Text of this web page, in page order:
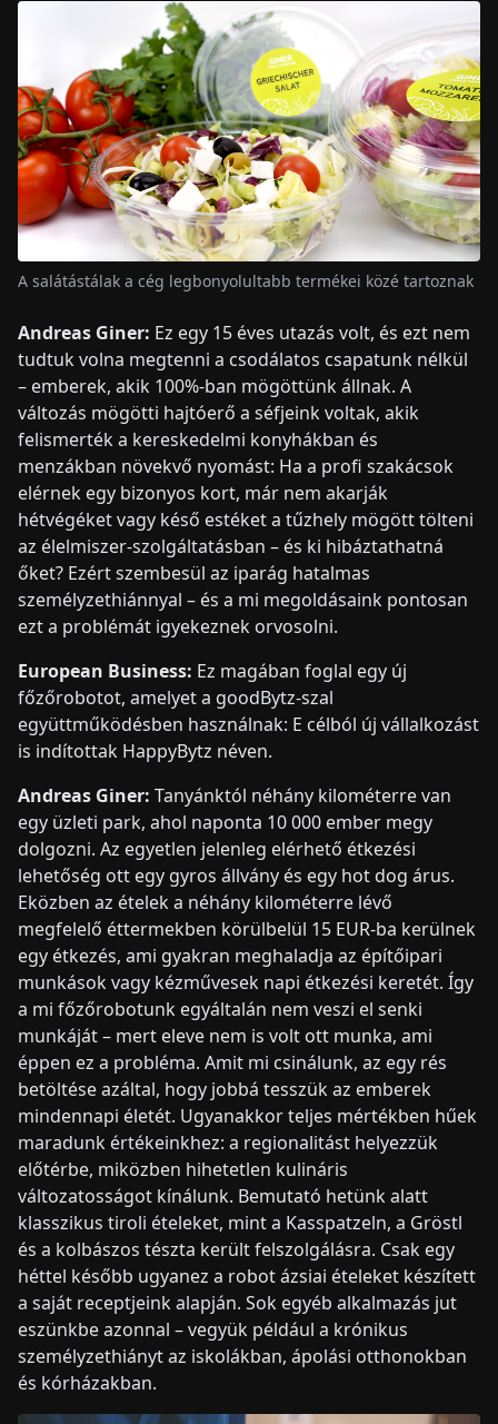
A salátástálak a cég legbonyolultabb termékei közé tartoznak
Andreas Giner: Ez egy 15 éves utazás volt, és ezt nem
tudtuk volna megtenni a csodálatos csapatunk nélkül
– emberek, akik 100%-ban mögöttünk állnak. A
változás mögötti hajtóerő a séfjeink voltak, akik
felismerték a kereskedelmi konyhákban és
menzákban növekvő nyomást: Ha a profi szakácsok
elérnek egy bizonyos kort, már nem akarják
hétvégéket vagy késő estéket a tűzhely mögött tölteni
az élelmiszer-szolgáltatásban – és ki hibáztathatná
őket? Ezért szembesül az iparág hatalmas
személyzethiánnyal – és a mi megoldásaink pontosan
ezt a problémát igyekeznek orvosolni.
European Business: Ez magában foglal egy új
főzőrobotot, amelyet a goodBytz-szal
együttműködésben használnak: E célból új vállalkozást
is indítottak HappyBytz néven.
Andreas Giner: Tanyánktól néhány kilométerre van
egy üzleti park, ahol naponta 10 000 ember megy
dolgozni. Az egyetlen jelenleg elérhető étkezési
lehetőség ott egy gyros állvány és egy hot dog árus.
Eközben az ételek a néhány kilométerre lévő
megfelelő éttermekben körülbelül 15 EUR-ba kerülnek
egy étkezés, ami gyakran meghaladja az építőipari
munkások vagy kézművesek napi étkezési keretét. Így
a mi főzőrobotunk egyáltalán nem veszi el senki
munkáját – mert eleve nem is volt ott munka, ami
éppen ez a probléma. Amit mi csinálunk, az egy rés
betöltése azáltal, hogy jobbá tesszük az emberek
mindennapi életét. Ugyanakkor teljes mértékben hűek
maradunk értékeinkhez: a regionalitást helyezzük
előtérbe, miközben hihetetlen kulináris
változatosságot kínálunk. Bemutató hetünk alatt
klasszikus tiroli ételeket, mint a Kasspatzeln, a Gröstl
és a kolbászos tészta került felszolgálásra. Csak egy
héttel később ugyanez a robot ázsiai ételeket készített
a saját receptjeink alapján. Sok egyéb alkalmazás jut
eszünkbe azonnal – vegyük például a krónikus
személyzethiányt az iskolákban, ápolási otthonokban
és kórházakban.